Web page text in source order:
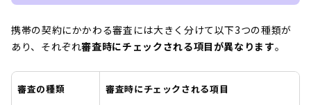
携帯の契約にかかわる審査には大きく分けて以下3つの種類が
あり、それぞれ審査時にチェックされる項目が異なります。
審査の種類 審査時にチェックされる項目